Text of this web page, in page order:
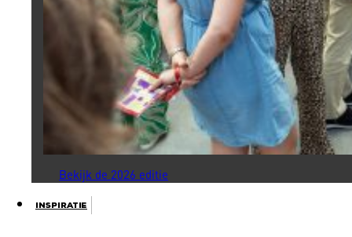
Bekijk de 2026 editie
Inspiratie